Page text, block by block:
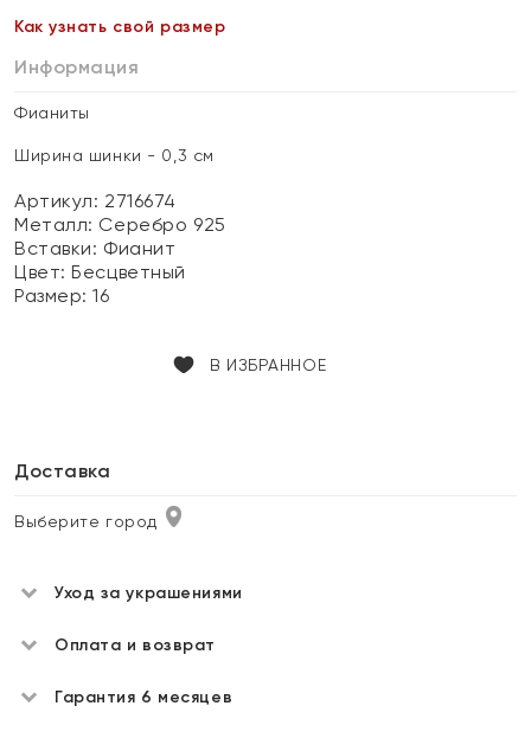
Как узнать свой размер
Информация
Фианиты
Ширина шинки - 0,3 см
Артикул: 2716674
Металл: Серебро 925
Вставки: Фианит
Цвет:Бесцветный
Размер:16
В ИЗБРАННОЕ
Доставка
Выберите город
Уход за украшениями
Оплата и возврат
Гарантия 6 месяцев